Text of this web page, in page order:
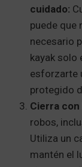
cuidado:
puede que
necesario
kayak solo
esforzarte
protegido
Cierra con
robos,
Utiliza un
mantén el